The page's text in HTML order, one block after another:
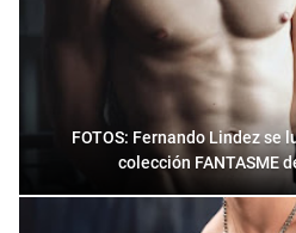
FOTOS: Fernando Lindez se
colección FANTASME